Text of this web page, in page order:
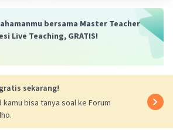
bersama Master Teacher
Live Teaching, GRATIS!
sekarang!
kamu bisa tanya soal ke Forum